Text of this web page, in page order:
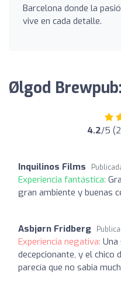
Barcelona donde la
vive en cada detalle.
Ølgod
4.2/5
Inquilinos Films
Experiencia fantástica:
gran ambiente y buenas
Asbjørn Fridberg
Experiencia negativa:
decepcionante, y el chico
parecía que no sabia